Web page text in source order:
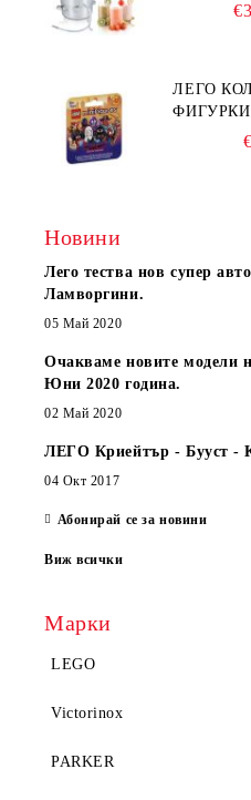
ЛЕГО
ПРЕЗ
Новини
Лего тества нов супер
Ламворгини.
05 Май 2020
Очакваме новите модели
Юни 2020 година.
02 Май 2020
ЛЕГО Криейтър - Бууст -
04 Окт 2017
Абонирай се за новини
Виж всички
Марки
LEGO
Victorinox
PARKER